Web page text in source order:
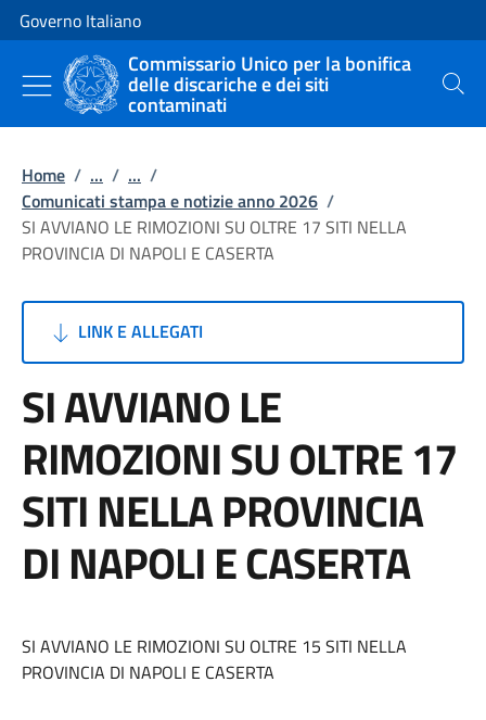
Vai al contenuto
Vai alla navigazione del sito
Governo Italiano
Commissario Unico per la bonifica
delle discariche e dei siti
contaminati Cerca
Home / ... / ... /
Comunicati stampa e notizie anno 2026 /
SI AVVIANO LE RIMOZIONI SU OLTRE 17 SITI NELLA
PROVINCIA DI NAPOLI E CASERTA
LINK E ALLEGATI
SI AVVIANO LE
RIMOZIONI SU OLTRE 17
SITI NELLA PROVINCIA
DI NAPOLI E CASERTA
SI AVVIANO LE RIMOZIONI SU OLTRE 15 SITI NELLA
PROVINCIA DI NAPOLI E CASERTA